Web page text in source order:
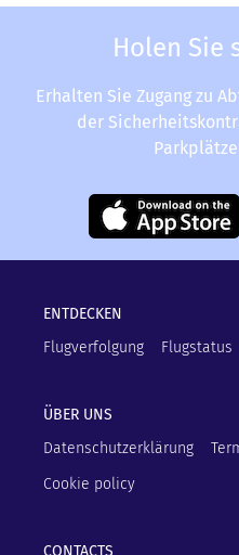
Holen Sie
Erhalten Sie Zugang zu
der
ENTDECKEN
Flugverfolgung
Flugstatus
ÜBER UNS
Datenschutzerklärung
Cookie policy